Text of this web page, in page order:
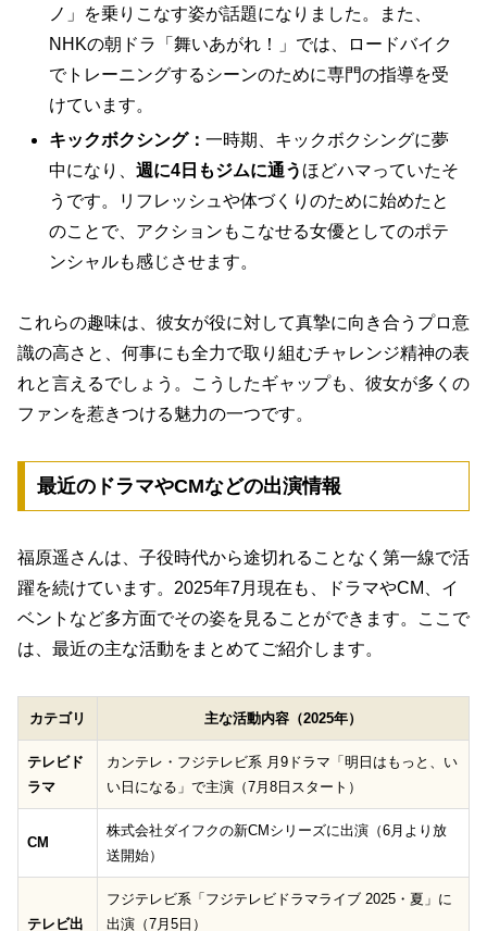
ノ」を乗りこなす姿が話題になりました。また、
NHKの朝ドラ「舞いあがれ！」では、ロードバイク
でトレーニングするシーンのために専門の指導を受
けています。
キックボクシング：一時期、キックボクシングに夢
中になり、週に4日もジムに通う ほどハマっていたそ
うです。リフレッシュや体づくりのために始めたと
のことで、アクションもこなせる女優としてのポテ
ンシャルも感じさせます。
これらの趣味は、彼女が役に対して真摯に向き合うプロ意
識の高さと、何事にも全力で取り組むチャレンジ精神の表
れと言えるでしょう。こうしたギャップも、彼女が多くの
ファンを惹きつける魅力の一つです。
最近のドラマやCMなどの出演情報
福原遥さんは、子役時代から途切れることなく第一線で活
躍を続けています。2025年7月現在も、ドラマやCM、イ
ベントなど多方面でその姿を見ることができます。ここで
は、最近の主な活動をまとめてご紹介します。
カテゴリ 主な活動内容（2025年）
テレビド
ラマ
カンテレ・フジテレビ系 月9ドラマ「明日はもっと、い
い日になる」で主演（7月8日スタート）
CM
株式会社ダイフクの新CMシリーズに出演（6月より放
送開始）
テレビ出
フジテレビ系「フジテレビドラマライブ 2025・夏」に
出演（7月5日）